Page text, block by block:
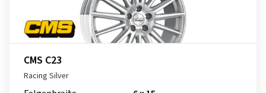
CMS C23
Racing Silver